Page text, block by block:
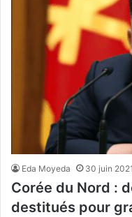
Eda Moyeda 30 juin 2021
Corée du Nord :
destitués pour